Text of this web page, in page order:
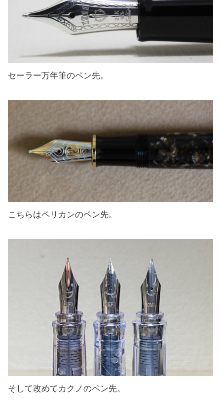
セーラー万年筆のペン先。
こちらはペリカンのペン先。
そして改めてカクノのペン先。